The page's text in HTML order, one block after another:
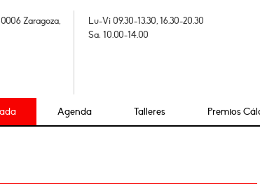
Zaragoza,
Lu-Vi 09.30-13.30, 16.30-20.30
Sa: 10.00-14.00
Agenda Talleres Premios